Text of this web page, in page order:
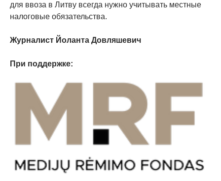
для ввоза в Литву всегда нужно учитывать местные
налоговые обязательства.
Журналист Йоланта Довляшевич
При поддержке: